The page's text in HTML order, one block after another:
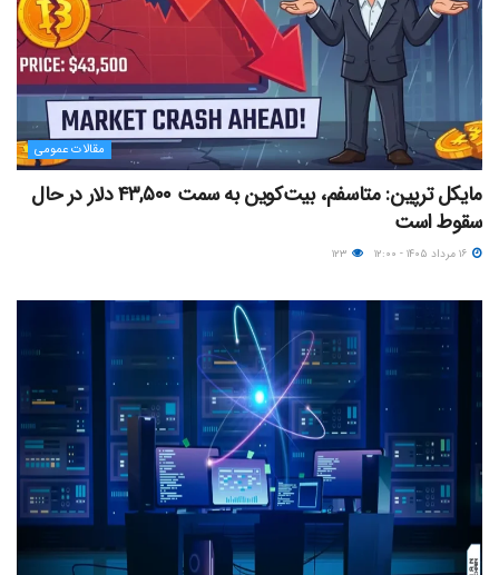
مقالات عمومی
مایکل ترپین: متاسفم، بیت‌کوین به سمت ۴۳,۵۰۰ دلار در حال
سقوط است